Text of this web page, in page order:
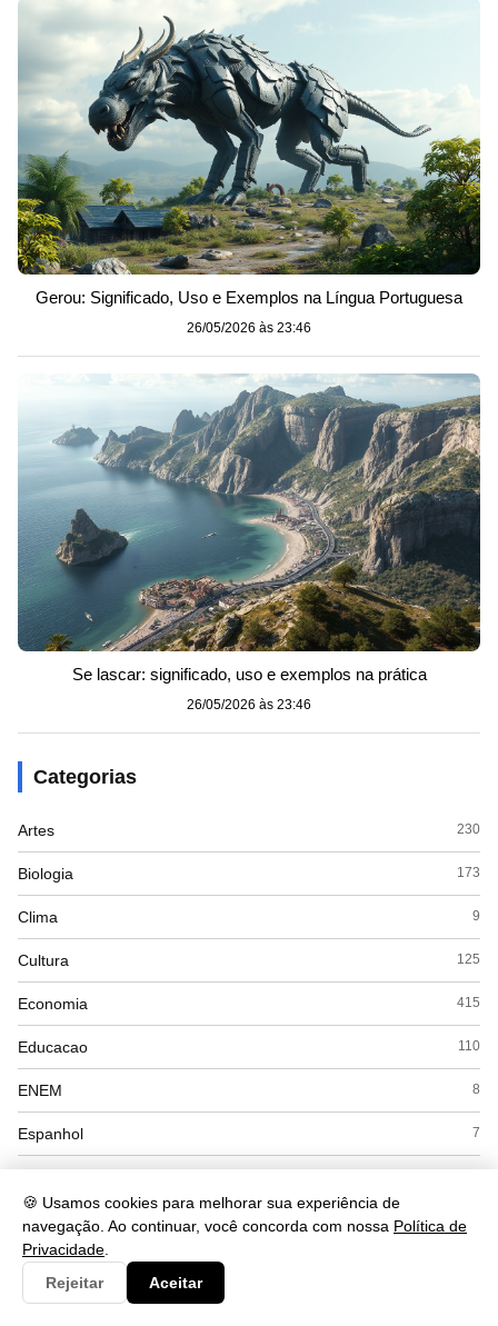
🍪 Usamos cookies para melhorar sua experiência de
navegação. Ao continuar, você concorda com nossa Política de
Privacidade
Rejeitar
Aceitar
Gerou: Significado, Uso e Exemplos na Língua Portuguesa
26/05/2026 às 23:46
Se lascar: significado, uso e exemplos na prática
26/05/2026 às 23:46
Categorias
Artes 230
Biologia 173
Clima 9
Cultura 125
Economia 415
Educacao 110
ENEM 8
Espanhol 7
Exercícios
Filosofia
Física